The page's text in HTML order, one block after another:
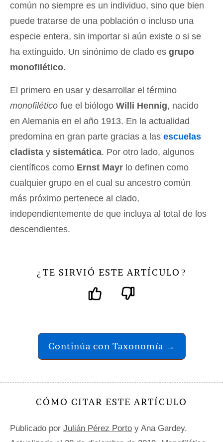
común no siempre es un individuo, sino que bien
puede tratarse de una población o incluso una
especie entera, sin importar si aún existe o si se
ha extinguido. Un sinónimo de clado es grupo
monofilético.
El primero en usar y desarrollar el término
monofilético fue el biólogo Willi Hennig, nacido
en Alemania en el año 1913. En la actualidad
predomina en gran parte gracias a las escuelas
cladista y sistemática. Por otro lado, algunos
científicos como Ernst Mayr lo definen como
cualquier grupo en el cual su ancestro común
más próximo pertenece al clado,
independientemente de que incluya al total de los
descendientes.
¿ TE SIRVIÓ ESTE ARTÍCULO ?
Continúa con Taxonomía →
CÓMO CITAR ESTE ARTÍCULO
Publicado por Julián Pérez Porto y Ana Gardey.